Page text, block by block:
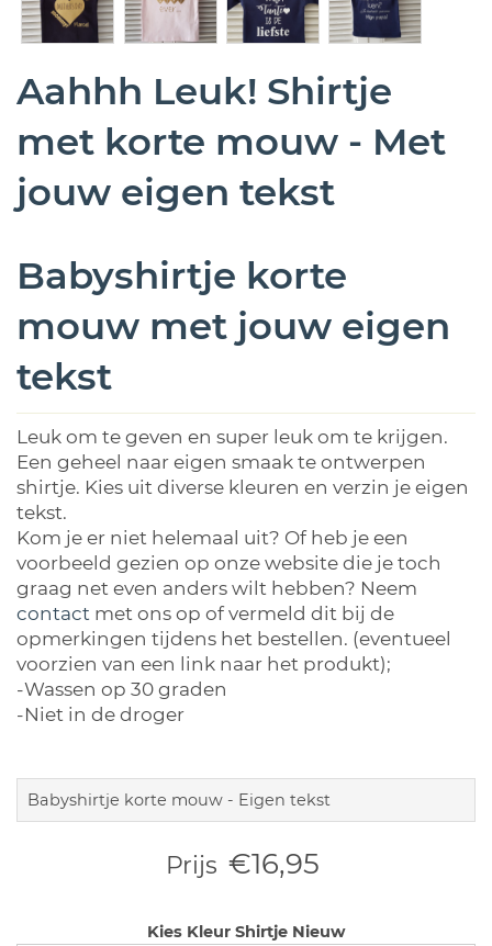
Aahhh Leuk! Shirtje
met korte mouw - Met
jouw eigen tekst
Babyshirtje korte
mouw met jouw eigen
tekst
Leuk om te geven en super leuk om te krijgen.
Een geheel naar eigen smaak te ontwerpen
shirtje. Kies uit diverse kleuren en verzin je eigen
tekst.
Kom je er niet helemaal uit? Of heb je een
voorbeeld gezien op onze website die je toch
graag net even anders wilt hebben? Neem
contact met ons op of vermeld dit bij de
opmerkingen tijdens het bestellen. (eventueel
voorzien van een link naar het produkt);
-Wassen op 30 graden
-Niet in de droger
Babyshirtje korte mouw - Eigen tekst
Prijs €16,95
Kies Kleur Shirtje Nieuw